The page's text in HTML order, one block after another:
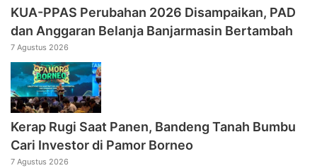
KUA-PPAS Perubahan 2026 Disampaikan, PAD
dan Anggaran Belanja Banjarmasin Bertambah
7 Agustus 2026
Kerap Rugi Saat Panen, Bandeng Tanah Bumbu
Cari Investor di Pamor Borneo
7 Agustus 2026